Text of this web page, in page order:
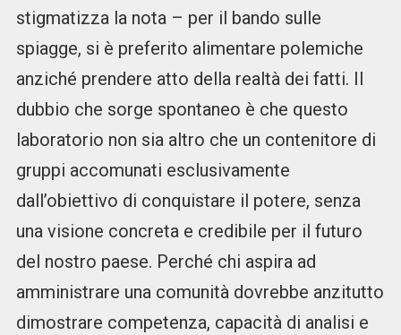
stigmatizza la nota – per il bando sulle
spiagge, si è preferito alimentare polemiche
anziché prendere atto della realtà dei fatti. Il
dubbio che sorge spontaneo è che questo
laboratorio non sia altro che un contenitore di
gruppi accomunati esclusivamente
dall’obiettivo di conquistare il potere, senza
una visione concreta e credibile per il futuro
del nostro paese. Perché chi aspira ad
amministrare una comunità dovrebbe anzitutto
dimostrare competenza, capacità di analisi e